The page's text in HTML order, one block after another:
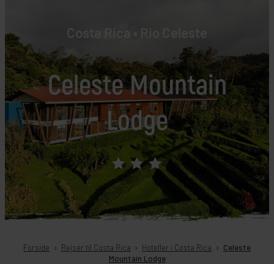
Celeste Mountain
Lodge
Forside Rejser til Costa Rica Hoteller i Costa Rica
Celeste
Mountain Lodge